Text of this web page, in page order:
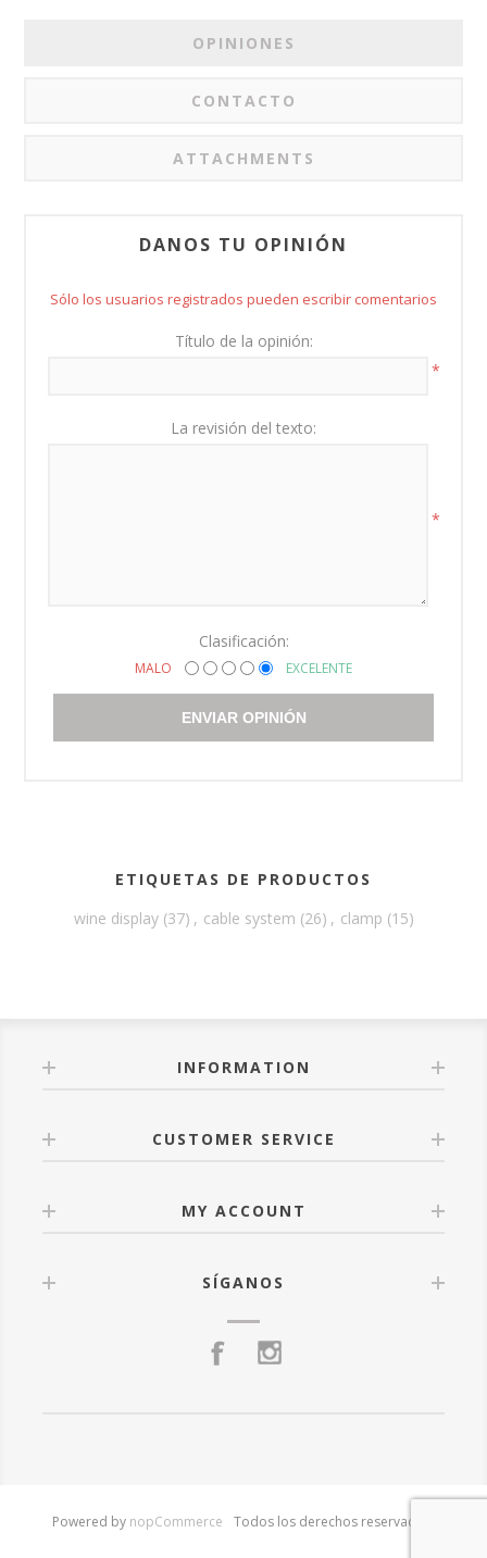
OPINIONES
CONTACTO
ATTACHMENTS
DANOS TU OPINIÓN
Sólo los usuarios registrados pueden escribir comentarios
Título de la opinión:
*
La revisión del texto:
*
Clasificación:
MALO EXCELENTE
ENVIAR OPINIÓN
ETIQUETAS DE PRODUCTOS
wine display (37) , cable system (26) , clamp (15)
INFORMATION
CUSTOMER SERVICE
MY ACCOUNT
SÍGANOS
Powered by nopCommerce Todos los derechos reservados.